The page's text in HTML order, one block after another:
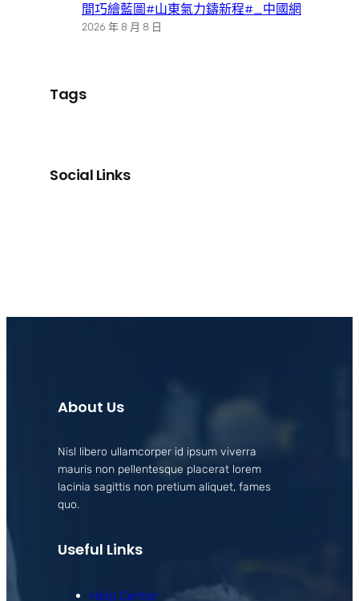
間巧繪藍圖#山東氣力鑄新程#_中國網
2026 年 8 月 8 日
Tags
Social Links
About Us
Nisl libero ullamcorper id ipsum viverra
mauris non pellentesque placerat lorem
lacinia sagittis non pretium aliquet, fames
quo.
Useful Links
Help Center